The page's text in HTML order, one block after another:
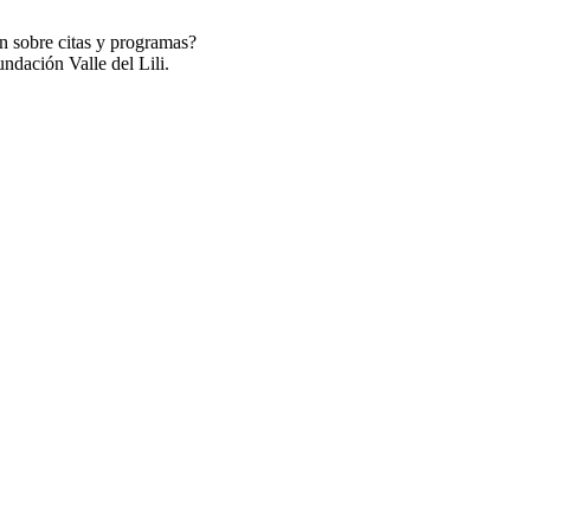
sobre citas y programas?
Valle del Lili.